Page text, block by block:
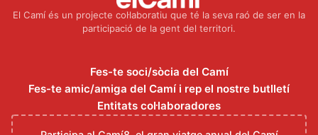
El Camí és un projecte col·laboratiu que té la seva raó de ser en la
participació de la gent del territori.
Fes-te soci/sòcia del Camí
Fes-te amic/amiga del Camí i rep el nostre butlletí
Entitats col·laboradores